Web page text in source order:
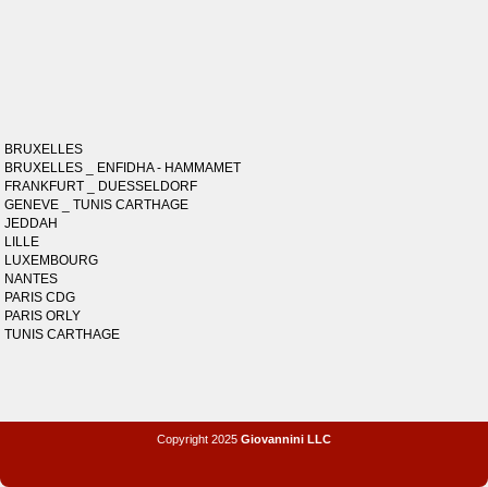
BRUXELLES
BRUXELLES _ ENFIDHA - HAMMAMET
FRANKFURT _ DUESSELDORF
GENEVE _ TUNIS CARTHAGE
JEDDAH
LILLE
LUXEMBOURG
NANTES
PARIS CDG
PARIS ORLY
TUNIS CARTHAGE
Copyright 2025 Giovannini LLC